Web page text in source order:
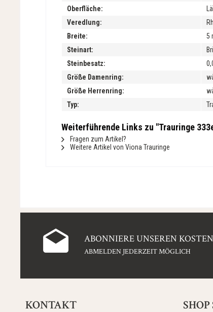
Oberfläche:
Veredlung:
Breite:
5
Steinart:
Steinbesatz:
Größe Damenring:
Größe Herrenring:
Typ:
Weiterführende Links zu "Trauringe
Fragen zum Artikel?
Weitere Artikel von Viona Trauringe
ABONNIERE UNSEREN
ABMELDEN JEDERZEIT MÖGLICH
KONTAKT